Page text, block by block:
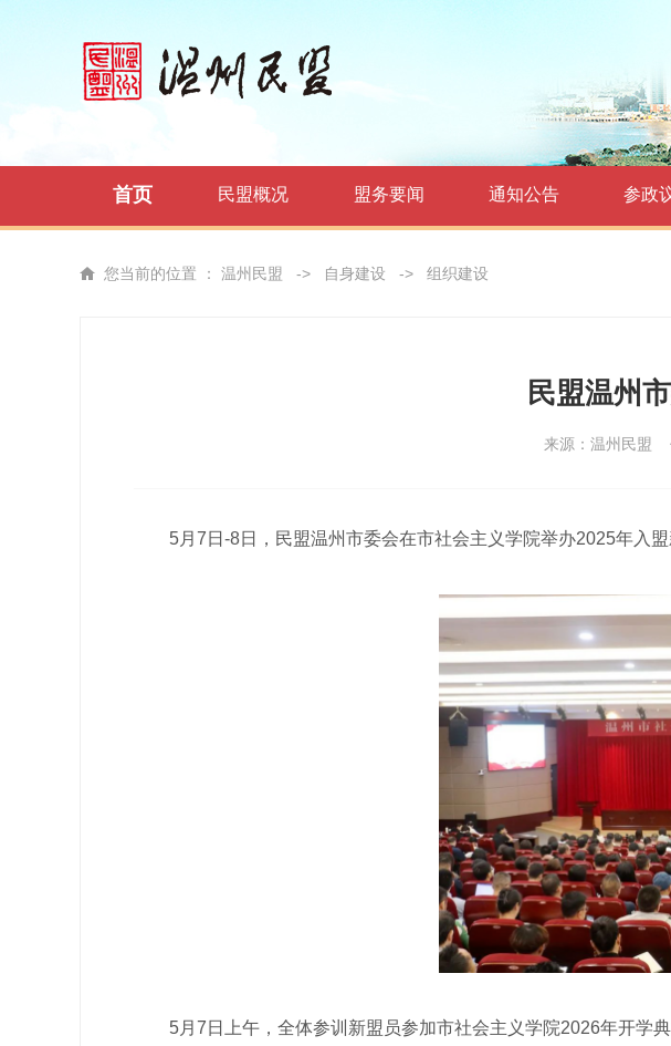
首页 民盟概况 盟务要闻 通知公告 参政
您当前的位置 ： 温州民盟 -> 自身建设 -> 组织建设
民盟温州
来源：温州民盟
5月7日-8日，民盟温州市委会在市社会主义学院举办2025年入盟
5月7日上午，全体参训新盟员参加市社会主义学院2026年开学典